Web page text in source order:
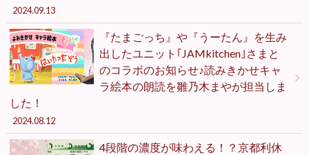
2024.09.13
『たまごっち』や『うーたん』を生み
出したユニット｢JAMkitchen｣さまと
のコラボのお知らせ♪読みきかせキャ
ラ絵本の朗読を雛乃木まやが担当しま
した！
2024.08.12
4段階の濃度が味わえる！？京都利休